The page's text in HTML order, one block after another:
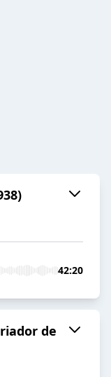
42:20
de